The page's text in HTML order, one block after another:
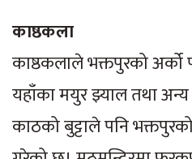
काष्ठकला
काष्ठकलाले भक्तपुरको
यहाँका मयुर झ्याल तथा अन्य
काठको बुट्टाले पनि